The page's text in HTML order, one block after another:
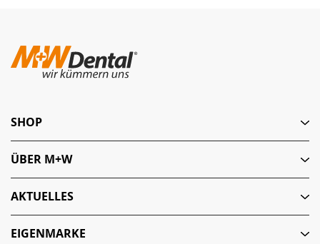
SHOP
ÜBER M+W
AKTUELLES
EIGENMARKE